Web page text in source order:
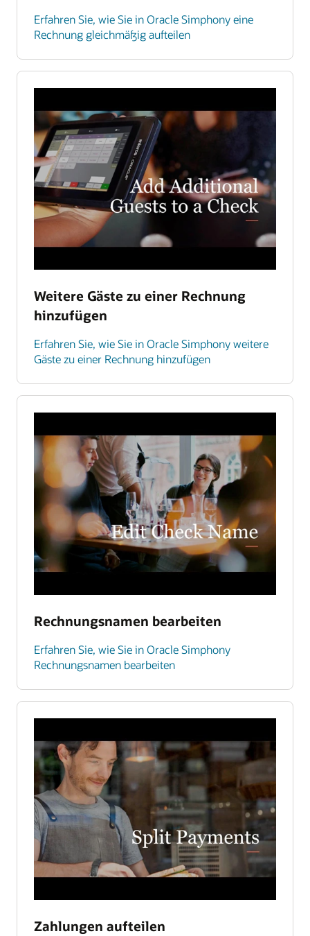
Erfahren Sie, wie Sie in Oracle Simphony eine
Rechnung gleichmäßig aufteilen
Weitere Gäste zu einer Rechnung
hinzufügen
Erfahren Sie, wie Sie in Oracle Simphony weitere
Gäste zu einer Rechnung hinzufügen
Rechnungsnamen bearbeiten
Erfahren Sie, wie Sie in Oracle Simphony
Rechnungsnamen bearbeiten
Zahlungen aufteilen